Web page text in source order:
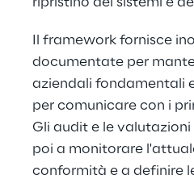
Il framework fornisce
documentate per
aziendali fondamentali
per comunicare con i
Gli audit e le
poi a monitorare
conformità e a definire